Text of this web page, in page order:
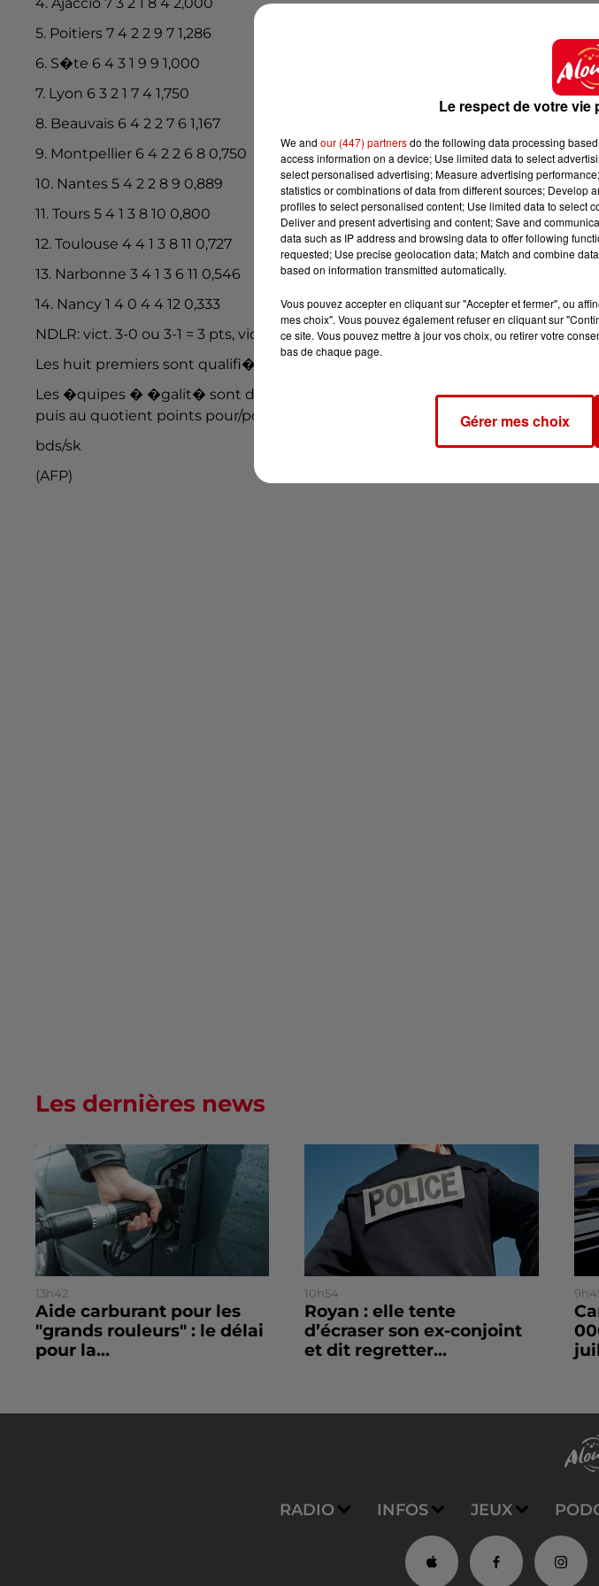
5. Poitiers 7 4 2 2 9 7 1,286
6. S�te 6 4 3 1 9 9 1,000
7. Lyon 6 3 2 1 7 4 1,750
8. Beauvais 6 4 2 2 7 6 1,167
9. Montpellier 6 4 2 2 6 8 0,750
10. Nantes 5 4 2 2 8 9 0,889
11. Tours 5 4 1 3 8 10 0,800
12. Toulouse 4 4 1 3 8 11 0,727
13. Narbonne 3 4 1 3 6 11 0,546
14. Nancy 1 4 0 4 4 12 0,333
NDLR: vict. 3-0 ou 3-1 = 3 pts, vict. 3-2 = 2 pts; d�f. 3-2 = 1 pt, d�f. 3-0 ou 3-1 = 0 pt.
Les huit premiers sont qualifi�s pour les play-offs, les deux derniers rel�gu�s.
Les �quipes � �galit� sont d�partag�es au nombre de victoires, puis au
puis au quotient points pour/points contre.
bds/sk
(AFP)
Les dernières news
13h42
Aide carburant pour les
"grands rouleurs" : le délai
pour la...
10h54
Royan : elle tente
d’écraser son ex-conjoint
et dit regretter...
RADIO INFOS JEUX
Le respect de votre
We and our (447) partnersdo the following data processing
access information on a device; Use limited data to select
select personalised advertising; Measure advertising
statistics or combinations of data from different sources;
profiles to select personalised content; Use limited data to select
Deliver and present advertising and content; Save and
data such as IP address and browsing data to offer following
requested; Use precise geolocation data; Match and combine
based on information transmitted automatically.
Vous pouvez accepter en cliquant sur "Accepter et fermer", ou
mes choix". Vous pouvez également refuser en cliquant sur
ce site. Vous pouvez mettre à jour vos choix, ou retirer votre
bas de chaque page.
Gérer mes choix